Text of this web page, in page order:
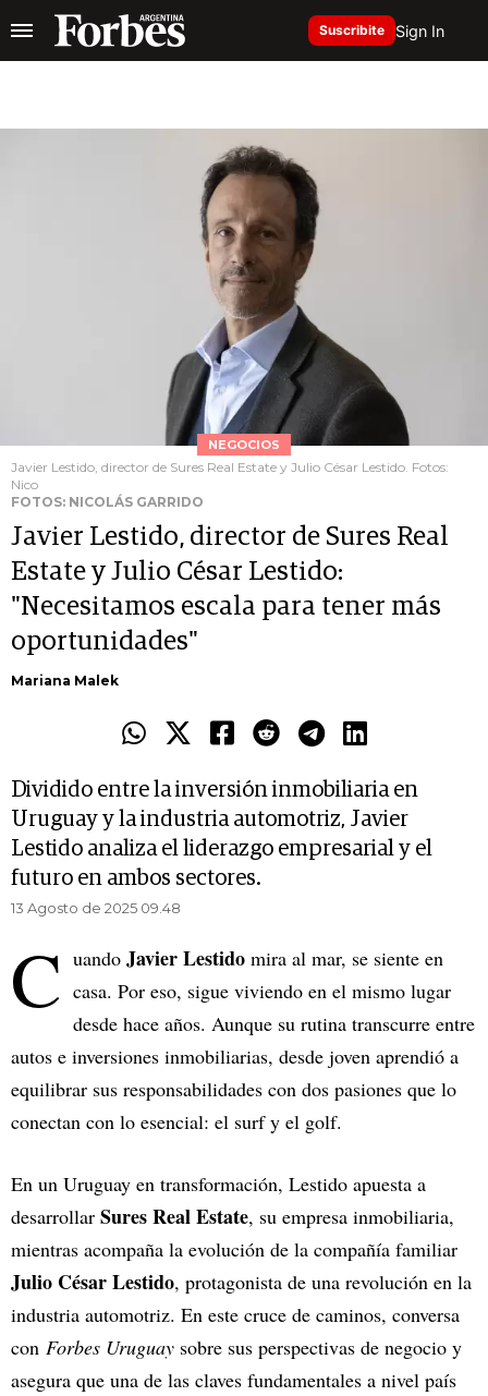
Suscribite Sign In
NEGOCIOS
Javier Lestido, director de Sures Real Estate y Julio César Lestido. Fotos:
Nico
FOTOS: NICOLÁS GARRIDO
Javier Lestido, director de Sures Real
Estate y Julio César Lestido:
"Necesitamos escala para tener más
oportunidades"
Mariana Malek
Dividido entre la inversión inmobiliaria en
Uruguay y la industria automotriz, Javier
Lestido analiza el liderazgo empresarial y el
futuro en ambos sectores.
13 Agosto de 2025 09.48
C uando Javier Lestido mira al mar, se siente en
casa. Por eso, sigue viviendo en el mismo lugar
desde hace años. Aunque su rutina transcurre entre
autos e inversiones inmobiliarias, desde joven aprendió a
equilibrar sus responsabilidades con dos pasiones que lo
conectan con lo esencial: el surf y el golf.
En un Uruguay en transformación, Lestido apuesta a
desarrollar Sures Real Estate, su empresa inmobiliaria,
mientras acompaña la evolución de la compañía familiar
Julio César Lestido, protagonista de una revolución en la
industria automotriz. En este cruce de caminos, conversa
con Forbes Uruguay sobre sus perspectivas de negocio y
asegura que una de las claves fundamentales a nivel país